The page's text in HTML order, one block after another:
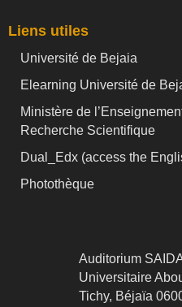
Liens utiles
Université de Bejaia
Elearning Université de
Ministère de
Recherche Scientifique
Dual_Edx (access the
Photothèque
Auditorium
Universitaire
Tichy, Béjaïa